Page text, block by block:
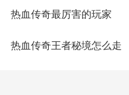
热血传奇最厉害的玩家
热血传奇王者秘境怎么走